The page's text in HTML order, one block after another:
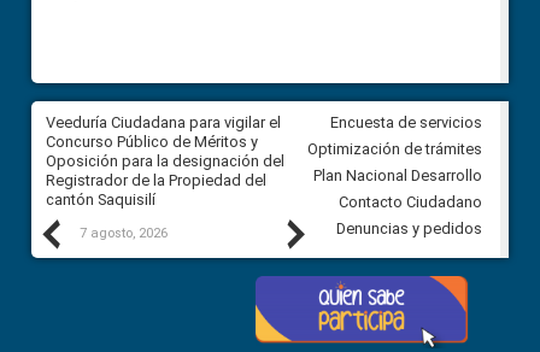
Previous
Veeduría Ciudadana para vigilar el
Concurso Público de Méritos y
Oposición para la designación del
Registrador de la Propiedad del
cantón Saquisilí
7 agosto, 2026
Veeduría Ciudadana para
construcción del asfaltado de
Ballenita del cantón Santa
7 agosto, 2026
Next
Encuesta de servicios
Optimización de trámites
Plan Nacional Desarrollo
Contacto Ciudadano
Denuncias y pedidos